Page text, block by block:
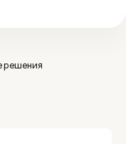
решения